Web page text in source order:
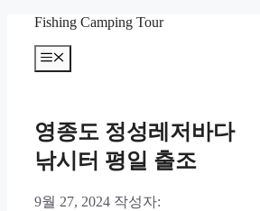
Fishing Camping Tour
메
뉴
영종도 정성레저바다
낚시터 평일 출조
9월 27, 2024 작성자: